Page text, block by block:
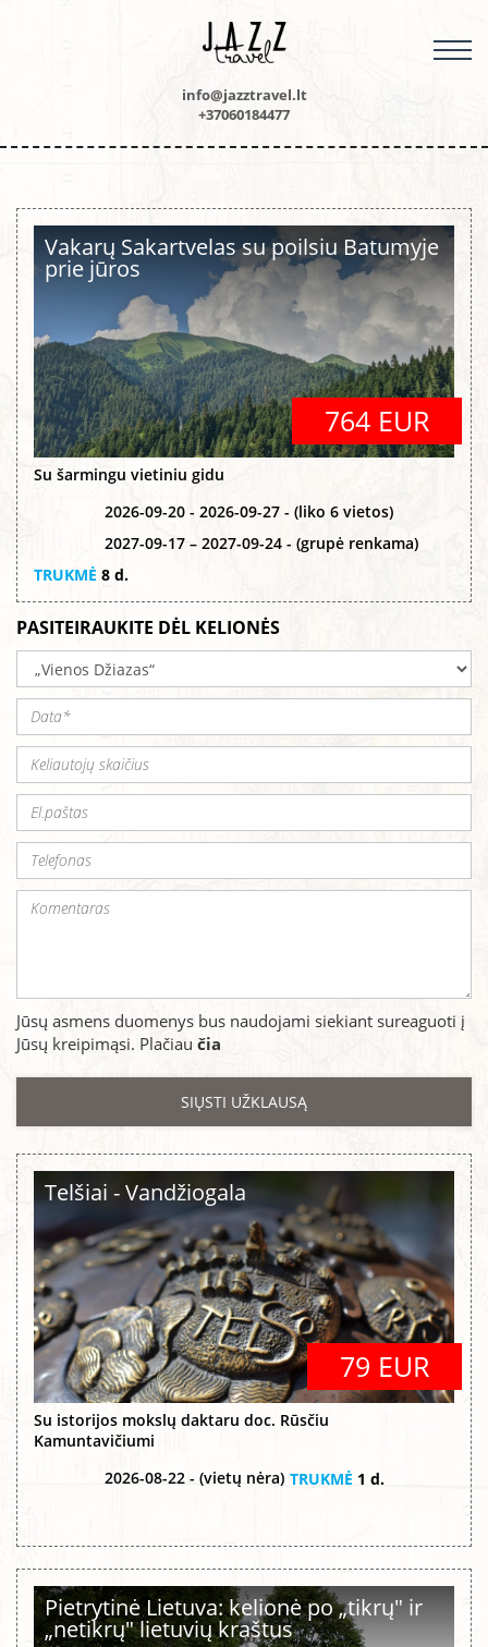
info@jazztravel.lt
+37060184477
Vakarų Sakartvelas su poilsiu Batumyje
prie jūros
764 EUR
Su šarmingu vietiniu gidu
2026-09-20 - 2026-09-27 - (liko 6 vietos)
2027-09-17 – 2027-09-24 - (grupė renkama)
TRUKMĖ 8 d.
PASITEIRAUKITE DĖL KELIONĖS
Jūsų asmens duomenys bus naudojami siekiant sureaguoti į
Jūsų kreipimąsi. Plačiau čia
Telšiai - Vandžiogala
79 EUR
Su istorijos mokslų daktaru doc. Rūsčiu
Kamuntavičiumi
2026-08-22 - (vietų nėra) TRUKMĖ 1 d.
Pietrytinė Lietuva: kelionė po „tikrų" ir
„netikrų" lietuvių kraštus